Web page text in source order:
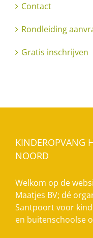
Contact
Rondleiding
Gratis inschrijven
KINDEROPVANG
NOORD
Welkom op de
Maatjes BV; dé
Santpoort voor
en buitenschoolse